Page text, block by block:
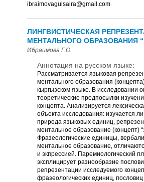
ibraimovagulsaira@gmail.com
ЛИНГВИСТИЧЕСКАЯ
МЕНТАЛЬНОГО ОБРАЗОВАНИЯ
Ибраимова Г.О.
Аннотация на русском языке:
Рассматривается языковая
ментального образования (концепта)
кыргызском языке. В исследовании
теоретические предпосылки
концепта. Анализируется
объекта исследования: изучается
природа языковых единиц,
ментальное образование (концепт)
Фразеологические единицы,
ментальное образование,
и экпрессией. Паремиологический
эксплицирует разнообразие
репрезентации исследуемого
фразеологических единиц, пословиц